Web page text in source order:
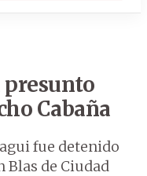
presunto
Cabaña
fue detenido
Blas de Ciudad